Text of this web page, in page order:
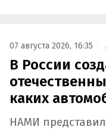
07 августа 2026, 16:35
В России
каких
НАМИ